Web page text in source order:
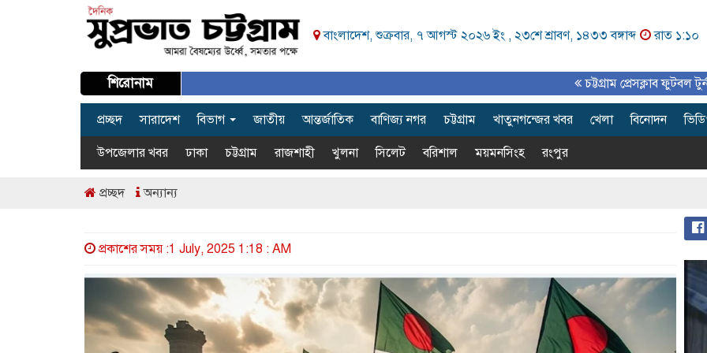
বাংলাদেশ, শুক্রবার, ৭ আগস্ট ২০২৬ ইং , ২৩শে শ্রাবণ, ১৪৩৩ বঙ্গাব্দ রাত ১:১০
শিরোনাম চট্টগ্রাম প্রেসক্লাব ফুটবল টুর্নামেন্ট
প্রচ্ছদ সারাদেশ বিভাগ জাতীয় আন্তর্জাতিক বাণিজ্য নগর চট্টগ্রাম খাতুনগন্জের খবর খেলা বিনোদন
উপজেলার খবর ঢাকা চট্টগ্রাম রাজশাহী খুলনা সিলেট বরিশাল ময়মনসিংহ রংপুর
প্রচ্ছদ অন্যান্য
প্রকাশের সময় :1 July, 2025 1:18 : AM